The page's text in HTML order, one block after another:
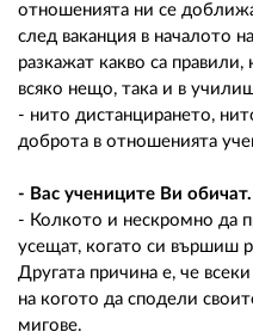
отношенията ни се
след ваканция в началото
разкажат какво са правили,
всяко нещо, така и в
- нито дистанцирането,
доброта в отношенията
- Вас учениците Ви обичат.
- Колкото и нескромно да
усещат, когато си вършиш
Другата причина е, че
на когото да сподели
мигове.